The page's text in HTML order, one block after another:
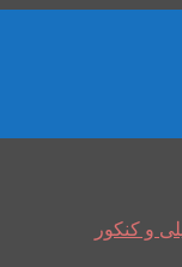
و کنکور